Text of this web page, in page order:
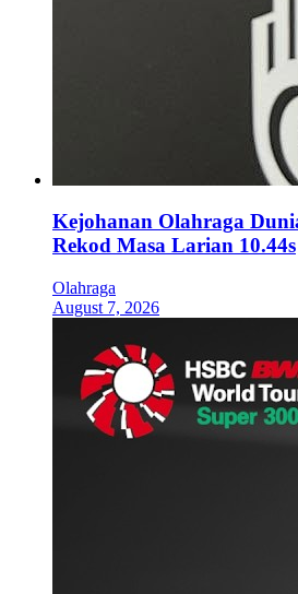
Kejohanan Olahraga
Rekod Masa Larian 10.44s
Olahraga
August 7, 2026